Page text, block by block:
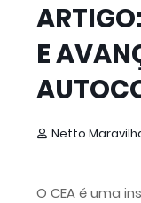
E
Netto
O CEA é uma